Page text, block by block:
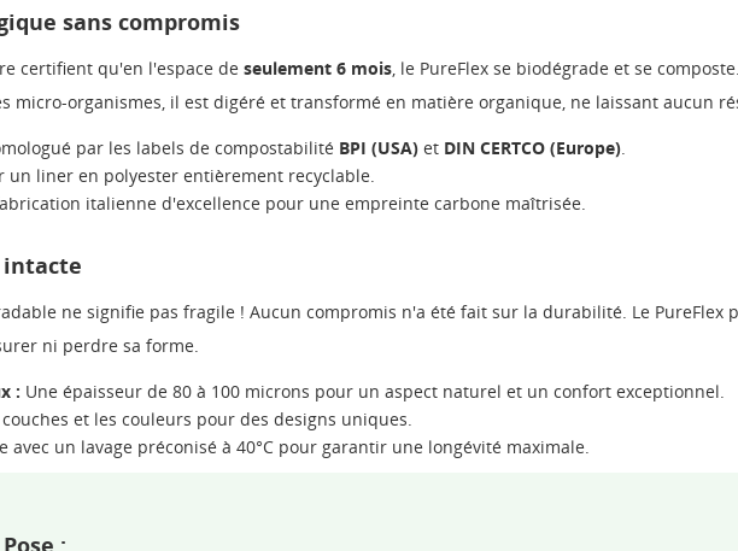
sans compromis
certifient qu'en l'espace de seulement 6 mois, le PureFlex se biodégrade et se
micro-organismes, il est digéré et transformé en matière organique, ne laissant aucun
par les labels de compostabilité BPI (USA) et DIN CERTCO (Europe).
un liner en polyester entièrement recyclable.
italienne d'excellence pour une empreinte carbone maîtrisée.
intacte
ne signifie pas fragile ! Aucun compromis n'a été fait sur la durabilité. Le
ni perdre sa forme.
: Une épaisseur de 80 à 100 microns pour un aspect naturel et un confort exceptionnel.
et les couleurs pour des designs uniques.
avec un lavage préconisé à 40°C pour garantir une longévité maximale.
: